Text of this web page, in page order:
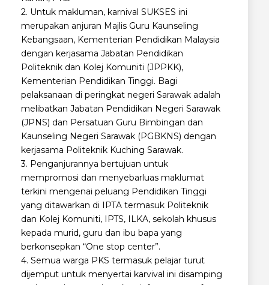
2. Untuk makluman, karnival SUKSES ini
merupakan anjuran Majlis Guru Kaunseling
Kebangsaan, Kementerian Pendidikan Malaysia
dengan kerjasama Jabatan Pendidikan
Politeknik dan Kolej Komuniti (JPPKK),
Kementerian Pendidikan Tinggi. Bagi
pelaksanaan di peringkat negeri Sarawak adalah
melibatkan Jabatan Pendidikan Negeri Sarawak
(JPNS) dan Persatuan Guru Bimbingan dan
Kaunseling Negeri Sarawak (PGBKNS) dengan
kerjasama Politeknik Kuching Sarawak.
3. Penganjurannya bertujuan untuk
mempromosi dan menyebarluas maklumat
terkini mengenai peluang Pendidikan Tinggi
yang ditawarkan di IPTA termasuk Politeknik
dan Kolej Komuniti, IPTS, ILKA, sekolah khusus
kepada murid, guru dan ibu bapa yang
berkonsepkan “One stop center”.
4. Semua warga PKS termasuk pelajar turut
dijemput untuk menyertai karvival ini disamping